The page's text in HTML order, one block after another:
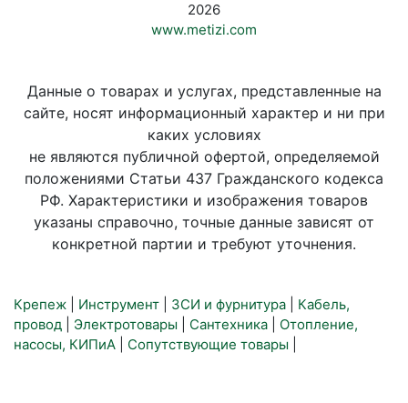
2026
www.metizi.com
Данные о товарах и услугах, представленные на
сайте, носят информационный характер и ни при
каких условиях
не являются публичной офертой, определяемой
положениями Статьи 437 Гражданского кодекса
РФ. Характеристики и изображения товаров
указаны справочно, точные данные зависят от
конкретной партии и требуют уточнения.
Крепеж Инструмент ЗСИ и фурнитура
Кабель,
провод
Электротовары Сантехника
Отопление,
насосы, КИПиА
Сопутствующие товары